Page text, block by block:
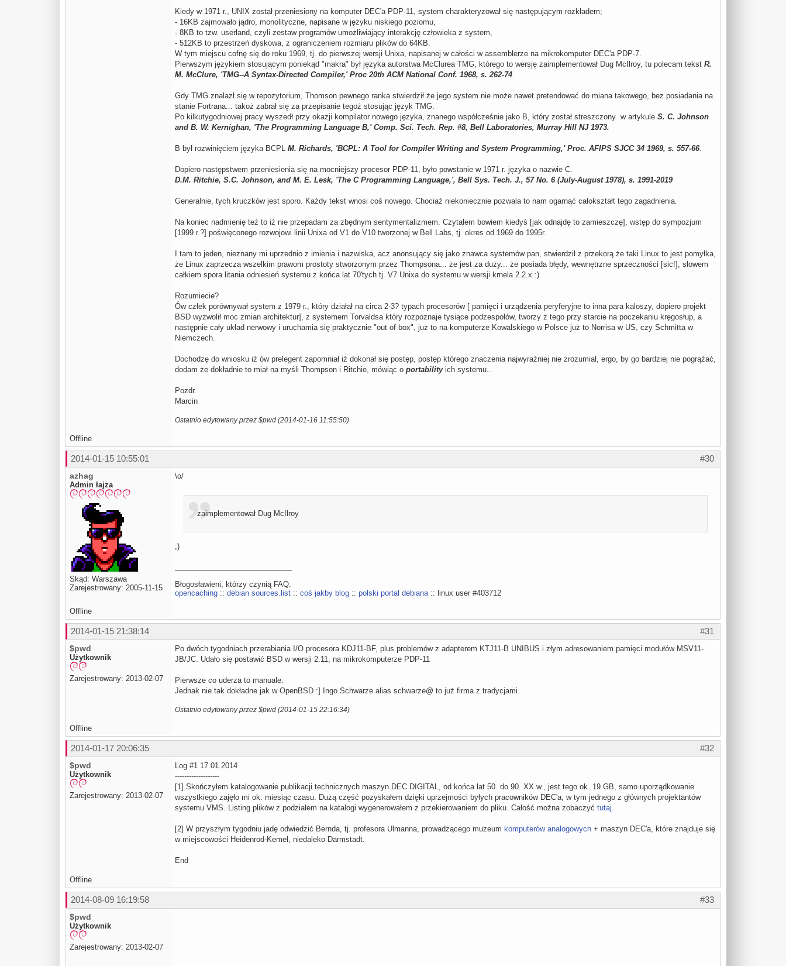
Kiedy w 1971 r., UNIX został przeniesiony na komputer DEC'a PDP-11, system charakteryzował się następującym rozkładem;
- 16KB zajmowało jądro, monolityczne, napisane w języku niskiego poziomu,
- 8KB to tzw. userland, czyli zestaw programów umożliwiający interakcję człowieka z system,
- 512KB to przestrzeń dyskowa, z ograniczeniem rozmiaru plików do 64KB.
W tym miejscu cofnę się do roku 1969, tj. do pierwszej wersji Unixa, napisanej w całości w assemblerze na mikrokomputer DEC'a PDP-7.
Pierwszym językiem stosującym poniekąd "makra" był języka autorstwa McClurea TMG, którego to wersję zaimplementował Dug McIlroy, tu polecam tekst R.
M. McClure, 'TMG--A Syntax-Directed Compiler,' Proc 20th ACM National Conf. 1968, s. 262-74
Gdy TMG znalazł się w repozytorium, Thomson pewnego ranka stwierdził że jego system nie może nawet pretendować do miana takowego, bez posiadania na
stanie Fortrana... takoż zabrał się za przepisanie tegoż stosując język TMG.
Po kilkutygodniowej pracy wyszedł przy okazji kompilator nowego języka, znanego współcześnie jako B, który został streszczony w artykule S. C. Johnson
and B. W. Kernighan, 'The Programming Language B,' Comp. Sci. Tech. Rep. #8, Bell Laboratories, Murray Hill NJ 1973.
B był rozwinięciem języka BCPL M. Richards, 'BCPL: A Tool for Compiler Writing and System Programming,' Proc. AFIPS SJCC 34 1969, s. 557-66.
Dopiero następstwem przeniesienia się na mocniejszy procesor PDP-11, było powstanie w 1971 r. języka o nazwie C.
D.M. Ritchie, S.C. Johnson, and M. E. Lesk, 'The C Programming Language,', Bell Sys. Tech. J., 57 No. 6 (July-August 1978), s. 1991-2019
Generalnie, tych kruczków jest sporo. Każdy tekst wnosi coś nowego. Chociaż niekoniecznie pozwala to nam ogarnąć całokształt tego zagadnienia.
Na koniec nadmienię też to iż nie przepadam za zbędnym sentymentalizmem. Czytałem bowiem kiedyś [jak odnajdę to zamieszczę], wstęp do sympozjum
[1999 r.?] poświęconego rozwojowi linii Unixa od V1 do V10 tworzonej w Bell Labs, tj. okres od 1969 do 1995r.
I tam to jeden, nieznany mi uprzednio z imienia i nazwiska, acz anonsujący się jako znawca systemów pan, stwierdził z przekorą że taki Linux to jest pomyłka,
że Linux zaprzecza wszelkim prawom prostoty stworzonym przez Thompsona... że jest za duży... że posiada błędy, wewnętrzne sprzeczności [sic!], słowem
całkiem spora litania odniesień systemu z końca lat 70'tych tj. V7 Unixa do systemu w wersji krnela 2.2.x :)
Rozumiecie?
Ów człek porównywał system z 1979 r., który działał na circa 2-3? typach procesorów [ pamięci i urządzenia peryferyjne to inna para kaloszy, dopiero projekt
BSD wyzwolił moc zmian architektur], z systemem Torvaldsa który rozpoznaje tysiące podzespołów, tworzy z tego przy starcie na poczekaniu kręgosłup, a
następnie cały układ nerwowy i uruchamia się praktycznie "out of box", już to na komputerze Kowalskiego w Polsce już to Norrisa w US, czy Schmitta w
Niemczech.
Dochodzę do wniosku iż ów prelegent zapomniał iż dokonał się postęp, postęp którego znaczenia najwyraźniej nie zrozumiał, ergo, by go bardziej nie pogrążać,
dodam że dokładnie to miał na myśli Thompson i Ritchie, mówiąc o portabilityich systemu..
Pozdr.
Marcin
Ostatnio edytowany przez $pwd (2014-01-16 11:55:50)
Offline
#30
2014-01-15 10:55:01
azhag
Admin łajza
Skąd: Warszawa
Zarejestrowany: 2005-11-15
\o/
zaimplementował Dug McIlroy
;)
Błogosławieni, którzy czynią FAQ.
opencaching :: debian sources.list :: coś jakby blog :: polski portal debiana :: linux user #403712
Offline
#31
2014-01-15 21:38:14
$pwd
Użytkownik
Zarejestrowany: 2013-02-07
Po dwóch tygodniach przerabiania I/O procesora KDJ11-BF, plus problemów z adapterem KTJ11-B UNIBUS i złym adresowaniem pamięci modułów MSV11-
JB/JC. Udało się postawić BSD w wersji 2.11, na mikrokomputerze PDP-11
Pierwsze co uderza to manuale.
Jednak nie tak dokładne jak w OpenBSD :] Ingo Schwarze alias schwarze@ to już firma z tradycjami.
Ostatnio edytowany przez $pwd (2014-01-15 22:16:34)
Offline
#32
2014-01-17 20:06:35
$pwd
Użytkownik
Zarejestrowany: 2013-02-07
Log #1 17.01.2014
-------------------
[1] Skończyłem katalogowanie publikacji technicznych maszyn DEC DIGITAL, od końca lat 50. do 90. XX w., jest tego ok. 19 GB, samo uporządkowanie
wszystkiego zajęło mi ok. miesiąc czasu. Dużą część pozyskałem dzięki uprzejmości byłych pracowników DEC'a, w tym jednego z głównych projektantów
systemu VMS. Listing plików z podziałem na katalogi wygenerowałem z przekierowaniem do pliku. Całość można zobaczyć tutaj.
[2] W przyszłym tygodniu jadę odwiedzić Bernda, tj. profesora Ulmanna, prowadzącego muzeum komputerów analogowych + maszyn DEC'a, które znajduje się
w miejscowości Heidenrod-Kemel, niedaleko Darmstadt.
End
Offline
#33
2014-08-09 16:19:58
$pwd
Użytkownik
Zarejestrowany: 2013-02-07